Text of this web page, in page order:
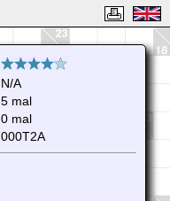
N/A
5 mal
0 mal
000T2A